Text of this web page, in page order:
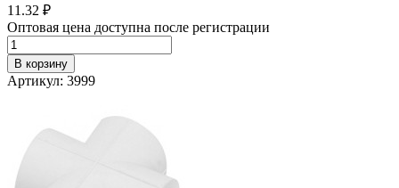
11.32 ₽
Оптовая цена доступна после регистрации
В корзину
Артикул: 3999